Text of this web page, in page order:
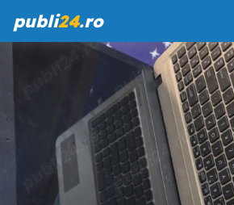
publi24.ro